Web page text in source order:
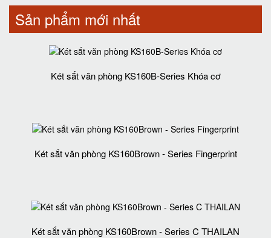
Sản phẩm mới nhất
Két sắt văn phòng KS160B-Series Khóa cơ
Két sắt văn phòng KS160Brown - Series Fingerprint
Két sắt văn phòng KS160Brown - Series C THAILAN